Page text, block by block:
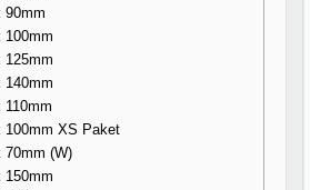
90mm
100mm
125mm
140mm
110mm
100mm XS Paket
70mm (W)
150mm